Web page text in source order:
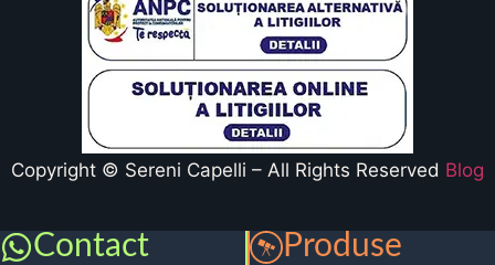
Copyright © Sereni Capelli – All Rights Reserved Blog
Contact Produse